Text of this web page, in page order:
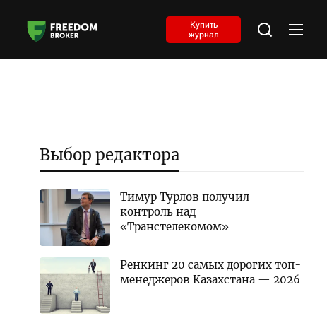
Купить
журнал
Выбор редактора
Тимур Турлов получил
контроль над
«Транстелекомом»
Ренкинг 20 самых дорогих топ-
менеджеров Казахстана — 2026